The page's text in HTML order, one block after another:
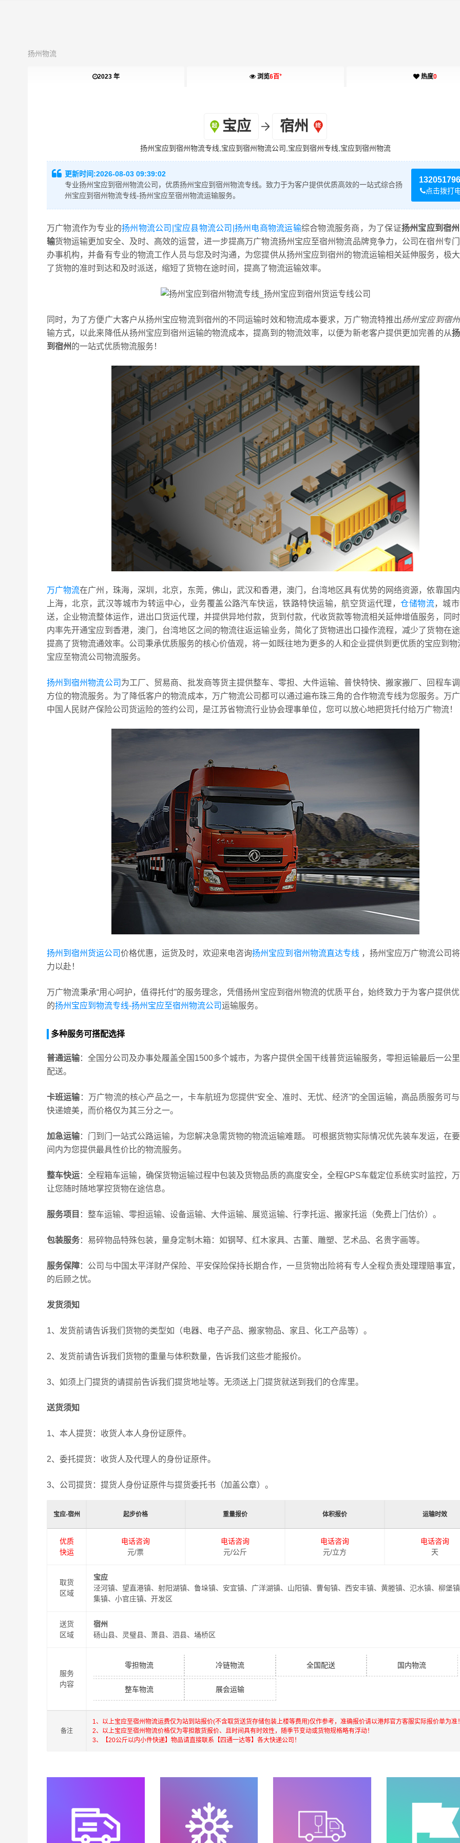
扬州物流
2023 年 浏览6百+ 热度0
宝应 宿州
扬州宝应到宿州物流专线,宝应到宿州物流公司,宝应到宿州专线,宝应到宿州物流
点击拨打
更新时间:2026-08-03 09:39:02
专业扬州宝应到宿州物流公司，优质扬州宝应到宿州物流专线。致力于为客户提供优质高效的一站式综合扬
州宝应到宿州物流专线-扬州宝应至宿州物流运输服务。
万广物流作为专业的扬州物流公司|宝应县物流公司|扬州电商物流运输综合物流服务商，为了保证扬州宝应到宿
输货物运输更加安全、及时、高效的运营，进一步提高万广物流扬州宝应至宿州物流品牌竞争力，公司在宿州专
办事机构，并备有专业的物流工作人员与您及时沟通，为您提供从扬州宝应到宿州的物流运输相关延伸服务，极
了货物的准时到达和及时派送，缩短了货物在途时间，提高了物流运输效率。
同时，为了方便广大客户从扬州宝应物流到宿州的不同运输时效和物流成本要求，万广物流特推出扬州宝应到宿州
输方式，以此来降低从扬州宝应到宿州运输的物流成本，提高到的物流效率，以便为新老客户提供更加完善的从
到宿州 的一站式优质物流服务！
万广物流在广州，珠海，深圳，北京，东莞，佛山，武汉和香港，澳门，台湾地区具有优势的网络资源，依靠国
上海，北京，武汉等城市为转运中心，业务覆盖公路汽车快运，铁路特快运输，航空货运代理，仓储物流，城
送，企业物流整体运作，进出口货运代理，并提供异地付款，货到付款，代收货款等物流相关延伸增值服务，同
内率先开通宝应到香港，澳门，台湾地区之间的物流往返运输业务，简化了货物进出口操作流程，减少了货物在
提高了货物流通效率。公司秉承优质服务的核心价值观，将一如既往地为更多的人和企业提供到更优质的宝应到物
宝应至物流公司物流服务。
扬州到宿州物流公司 为工厂、贸易商、批发商等货主提供整车、零担、大件运输、普快特快、搬家搬厂、回程车
方位的物流服务。为了降低客户的物流成本，万广物流公司都可以通过遍布珠三角的合作物流专线为您服务。万
中国人民财产保险公司货运险的签约公司，是江苏省物流行业协会理事单位，您可以放心地把货托付给万广物流！
扬州到宿州货运公司价格优惠，运货及时，欢迎来电咨询扬州宝应到宿州物流直达专线 ，扬州宝应万广物流公司
力以赴！
万广物流秉承“用心呵护，值得托付”的服务理念，凭借扬州宝应到宿州物流的优质平台，始终致力于为客户提供
的扬州宝应到物流专线-扬州宝应至宿州物流公司运输服务。
多种服务可搭配选择
普通运输：全国分公司及办事处履盖全国1500多个城市，为客户提供全国干线普货运输服务，零担运输最后一公
配送。
卡班运输：万广物流的核心产品之一，卡车航班为您提供“安全、准时、无忧、经济”的全国运输，高品质服务可
快递媲美，而价格仅为其三分之一。
加急运输：门到门一站式公路运输，为您解决急需货物的物流运输难题。 可根据货物实际情况优先装车发运，在
间内为您提供最具性价比的物流服务。
整车快运：全程箱车运输，确保货物运输过程中包装及货物品质的高度安全，全程GPS车载定位系统实时监控，
让您随时随地掌控货物在途信息。
服务项目 ：整车运输、零担运输、设备运输、大件运输、展览运输、行李托运、搬家托运（免费上门估价）。
包装服务：易碎物品特殊包装，量身定制木箱：如钢琴、红木家具、古董、雕塑、艺术品、名贵字画等。
服务保障：公司与中国太平洋财产保险、平安保险保持长期合作，一旦货物出险将有专人全程负责处理理赔事宜
的后顾之忧。
发货须知
1、发货前请告诉我们货物的类型如（电器、电子产品、搬家物品、家且、化工产品等）。
2、发货前请告诉我们货物的重量与体积数量，告诉我们这些才能报价。
3、如须上门提货的请提前告诉我们提货地址等。无须送上门提货就送到我们的仓库里。
送货须知
1、本人提货：收货人本人身份证原件。
2、委托提货：收货人及代理人的身份证原件。
3、公司提货：提货人身份证原件与提货委托书（加盖公章）。
宝应-宿州 起步价格 重量报价 体积报价 运输时效
优质
快运
电话咨询
元/票
电话咨询
元/公斤
电话咨询
元/立方
电话咨询
天
取货
区域
宝应
泾河镇、望直港镇、射阳湖镇、鲁垛镇、安宜镇、广洋湖镇、山阳镇、曹甸镇、西安丰镇、黄塍镇、氾水镇、柳堡
集镇、小官庄镇、开发区
送货
区域
宿州
砀山县、灵璧县、萧县、泗县、埇桥区
服务
内容
零担物流 冷链物流 全国配送 国内物流
整车物流 展会运输
备注
1、以上宝应至宿州物流运费仅为站到站报价(不含取货送货存储包装上楼等费用)仅作参考，准确报价请以港邦官方客服实际报价单为准
2、以上宝应至宿州物流价格仅为零担散货报价、且时间具有时效性，随季节变动或货物规格略有浮动！
3、【20公斤以内小件快递】物品请直接联系【四通一达等】各大快递公司！